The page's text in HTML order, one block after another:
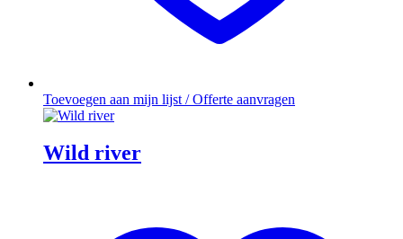
Toevoegen aan mijn lijst / Offerte aanvragen
Wild river